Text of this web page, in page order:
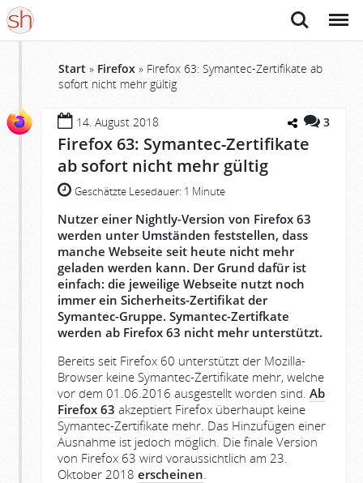
Suche Menü
Start » Firefox » Firefox 63: Symantec-Zertifikate ab
sofort nicht mehr gültig
14. August 2018 3
Firefox 63: Symantec-Zertifikate
ab sofort nicht mehr gültig
Geschätzte Lesedauer: 1 Minute
Nutzer einer Nightly-Version von Firefox 63
werden unter Umständen feststellen, dass
manche Webseite seit heute nicht mehr
geladen werden kann. Der Grund dafür ist
einfach: die jeweilige Webseite nutzt noch
immer ein Sicherheits-Zertifikat der
Symantec-Gruppe. Symantec-Zertifkate
werden ab Firefox 63 nicht mehr unterstützt.
Bereits seit Firefox 60 unterstützt der Mozilla-
Browser keine Symantec-Zertifikate mehr, welche
vor dem 01.06.2016 ausgestellt worden sind. Ab
Firefox 63 akzeptiert Firefox überhaupt keine
Symantec-Zertifikate mehr. Das Hinzufügen einer
Ausnahme ist jedoch möglich. Die finale Version
von Firefox 63 wird voraussichtlich am 23.
Oktober 2018 erscheinen.